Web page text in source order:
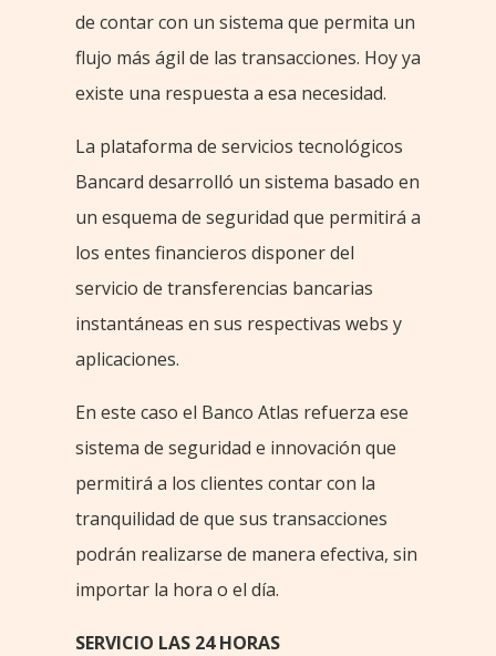
de contar con un sistema que permita un
flujo más ágil de las transacciones. Hoy ya
existe una respuesta a esa necesidad.
La plataforma de servicios tecnológicos
Bancard desarrolló un sistema basado en
un esquema de seguridad que permitirá a
los entes financieros disponer del
servicio de transferencias bancarias
instantáneas en sus respectivas webs y
aplicaciones.
En este caso el Banco Atlas refuerza ese
sistema de seguridad e innovación que
permitirá a los clientes contar con la
tranquilidad de que sus transacciones
podrán realizarse de manera efectiva, sin
importar la hora o el día.
SERVICIO LAS 24 HORAS